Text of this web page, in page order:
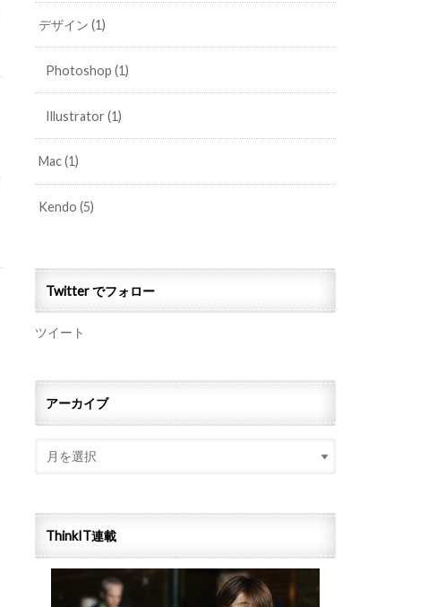
デザイン(1)
Photoshop (1)
Illustrator (1)
Mac(1)
Kendo(5)
Twitter でフォロー
ツイート
アーカイブ
ThinkIT連載